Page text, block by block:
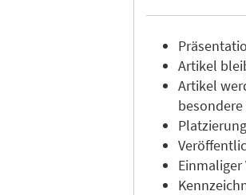
Artikel
Artikel